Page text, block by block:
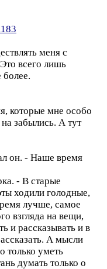
меня с
всего лишь
более.
которые мне особо
забылись. А тут
он. - Наше время
- В старые
ходили голодные,
лучше, самое
взгляда на вещи,
и рассказывать и в
А мысли
только уметь
думать только о